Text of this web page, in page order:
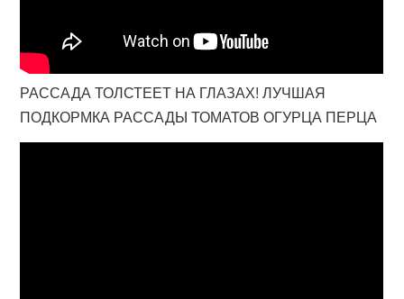
РАССАДА ТОЛСТЕЕТ НА ГЛАЗАХ! ЛУЧШАЯ
ПОДКОРМКА РАССАДЫ ТОМАТОВ ОГУРЦА ПЕРЦА